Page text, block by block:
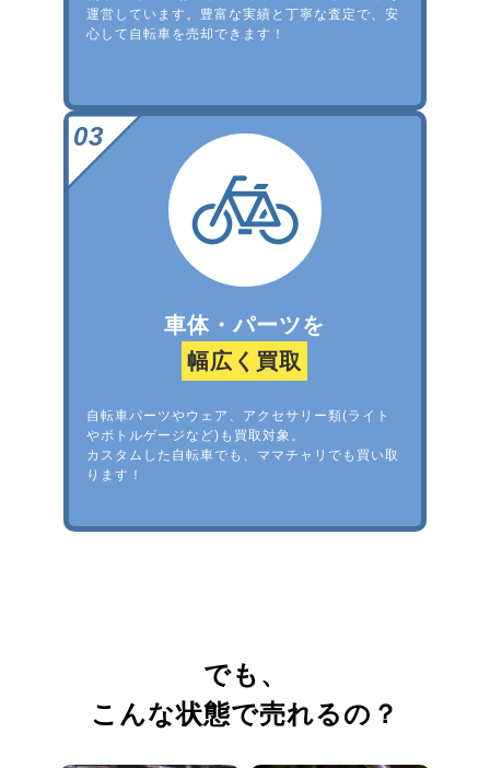
運営しています。豊富な実績と丁寧な査定で、安
心して自転車を売却できます！
車体・パーツを
幅広く買取
自転車パーツやウェア、アクセサリー類(ライト
やボトルゲージなど)も買取対象。
カスタムした自転車でも、ママチャリでも買い取
ります！
でも、
こんな状態で売れるの？